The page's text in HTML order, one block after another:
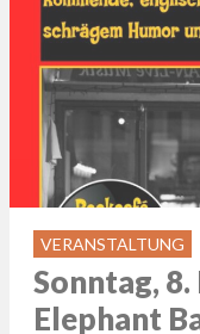
VERANSTALTUNG
Sonntag,
Elephant